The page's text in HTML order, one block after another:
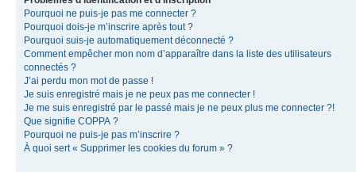
Pourquoi ne puis-je pas me connecter ?
Pourquoi dois-je m’inscrire après tout ?
Pourquoi suis-je automatiquement déconnecté ?
Comment empêcher mon nom d’apparaître dans la liste des utilisateurs
connectés ?
J’ai perdu mon mot de passe !
Je suis enregistré mais je ne peux pas me connecter !
Je me suis enregistré par le passé mais je ne peux plus me connecter ?!
Que signifie COPPA ?
Pourquoi ne puis-je pas m’inscrire ?
À quoi sert « Supprimer les cookies du forum » ?